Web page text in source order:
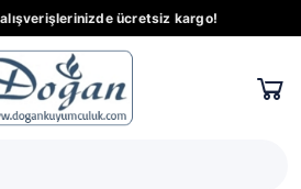
ücretsiz kargo!